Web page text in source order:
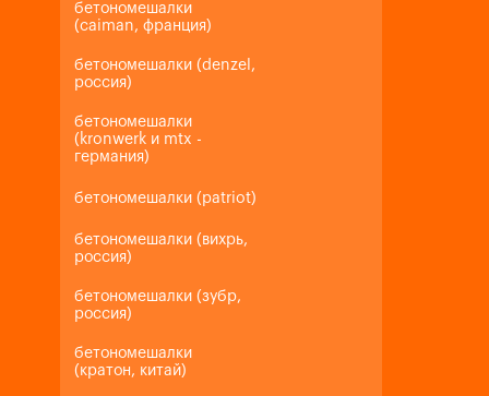
бетономешалки
(caiman, франция)
бетономешалки (denzel,
россия)
бетономешалки
(kronwerk и mtx -
германия)
бетономешалки (patriot)
бетономешалки (вихрь,
россия)
бетономешалки (зубр,
россия)
бетономешалки
(кратон, китай)